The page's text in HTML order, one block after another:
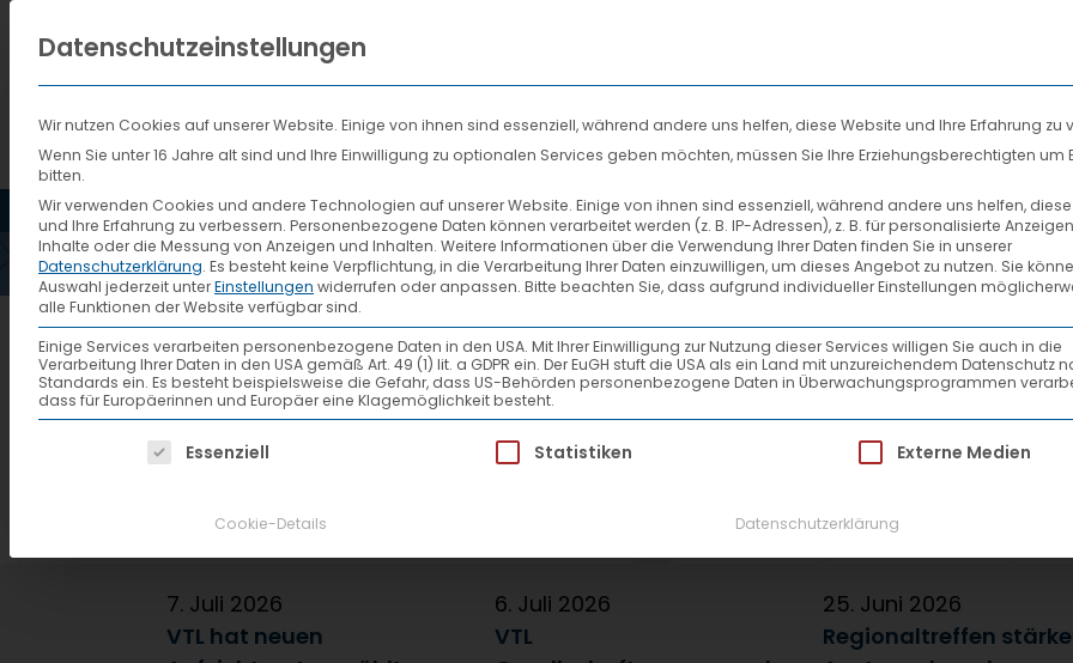
HOME AKTUELLES VTL DIENSTLEISTUNGEN SYSTEMPARTNER
RAVALLI
VTL Mitarbeiter Angelo Ravalli
7. Juli 2026
VTL hat neuen
6. Juli 2026
VTL
25. Juni 2026
Regionaltreffen
Datenschutzeinstellungen
Wir nutzen Cookies auf unserer Website. Einige von ihnen sind essenziell, während andere uns helfen, diese Website und Ihre Erfahrung zu
Wenn Sie unter 16 Jahre alt sind und Ihre Einwilligung zu optionalen Services geben möchten, müssen Sie Ihre Erziehungsberechtigten um
bitten.
Wir verwenden Cookies und andere Technologien auf unserer Website. Einige von ihnen sind essenziell, während andere uns helfen,
und Ihre Erfahrung zu verbessern. Personenbezogene Daten können verarbeitet werden (z. B. IP-Adressen), z. B. für personalisierte
Inhalte oder die Messung von Anzeigen und Inhalten. Weitere Informationen über die Verwendung Ihrer Daten finden Sie in unserer
Datenschutzerklärung. Es besteht keine Verpflichtung, in die Verarbeitung Ihrer Daten einzuwilligen, um dieses Angebot zu nutzen. Sie
Auswahl jederzeit unterEinstellungen widerrufen oder anpassen. Bitte beachten Sie, dass aufgrund individueller Einstellungen
alle Funktionen der Website verfügbar sind.
Einige Services verarbeiten personenbezogene Daten in den USA. Mit Ihrer Einwilligung zur Nutzung dieser Services willigen Sie auch in die
Verarbeitung Ihrer Daten in den USA gemäß Art. 49 (1) lit. a GDPR ein. Der EuGH stuft die USA als ein Land mit unzureichendem Datenschutz
Standards ein. Es besteht beispielsweise die Gefahr, dass US-Behörden personenbezogene Daten in Überwachungsprogrammen
dass für Europäerinnen und Europäer eine Klagemöglichkeit besteht.
Es folgt eine Liste der Service-Gruppen, für die eine Einwilligung erteilt werden
Essenziell Statistiken Externe Medien
Cookie-Details Datenschutzerklärung